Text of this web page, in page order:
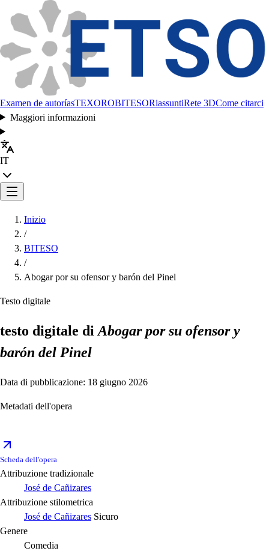
Examen de autoríasTEXOROBITESORiassuntiRete 3DCome citarci
Maggiori informazioni
IT
Inizio
/
BITESO
/
Abogar por su ofensor y barón del Pinel
Testo digitale
testo digitale diAbogar por su ofensor y
barón del Pinel
Data di pubblicazione: 18 giugno 2026
Metadati dell'opera
Scheda dell'opera
Attribuzione tradizionale
José de Cañizares
Attribuzione stilometrica
José de Cañizares Sicuro
Genere
Comedia